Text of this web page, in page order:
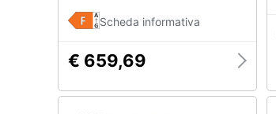
Scheda informativa
€ 659,69